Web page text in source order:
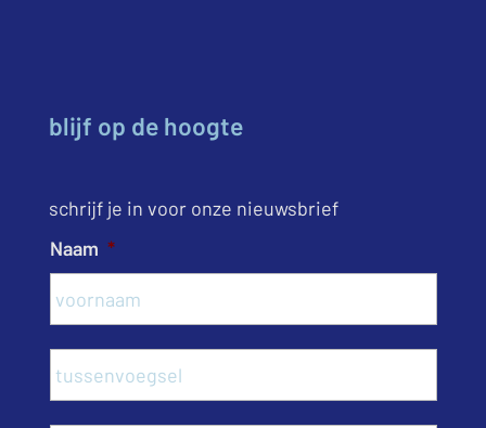
blijf op de hoogte
schrijf je in voor onze nieuwsbrief
Naam *